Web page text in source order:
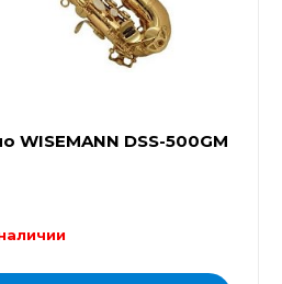
WISEMANN DSS-500GM